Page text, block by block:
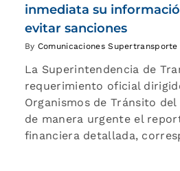
inmediata su
evitar sanciones
By Comunicaciones Supertransporte
La Superintendencia de
requerimiento oficial
Organismos de Tránsito
de manera urgente el
financiera detallada,